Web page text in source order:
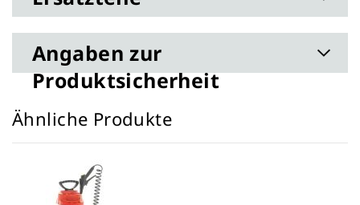
Angaben zur
Produktsicherheit
Ähnliche Produkte